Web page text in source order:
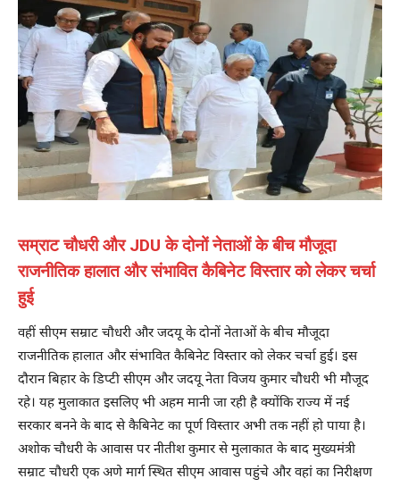
सम्राट चौधरी और JDU के दोनों नेताओं के बीच मौजूदा
राजनीतिक हालात और संभावित कैबिनेट विस्तार को लेकर चर्चा
हुई
वहीं सीएम सम्राट चौधरी और जदयू के दोनों नेताओं के बीच मौजूदा
राजनीतिक हालात और संभावित कैबिनेट विस्तार को लेकर चर्चा हुई। इस
दौरान बिहार के डिप्टी सीएम और जदयू नेता विजय कुमार चौधरी भी मौजूद
रहे। यह मुलाकात इसलिए भी अहम मानी जा रही है क्योंकि राज्य में नई
सरकार बनने के बाद से कैबिनेट का पूर्ण विस्तार अभी तक नहीं हो पाया है।
अशोक चौधरी के आवास पर नीतीश कुमार से मुलाकात के बाद मुख्यमंत्री
सम्राट चौधरी एक अणे मार्ग स्थित सीएम आवास पहुंचे और वहां का निरीक्षण